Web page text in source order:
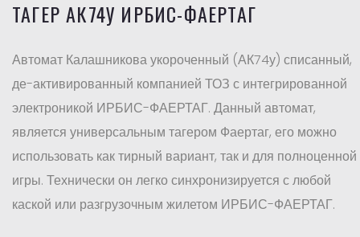
ТАГЕР АК74У ИРБИС-ФАЕРТАГ
Автомат Калашникова укороченный (АК74у) списанный,
де-активированный компанией ТОЗ с интегрированной
электроникой ИРБИС-ФАЕРТАГ. Данный автомат,
является универсальным тагером Фаертаг, его можно
использовать как тирный вариант, так и для полноценной
игры. Технически он легко синхронизируется с любой
каской или разгрузочным жилетом ИРБИС-ФАЕРТАГ.